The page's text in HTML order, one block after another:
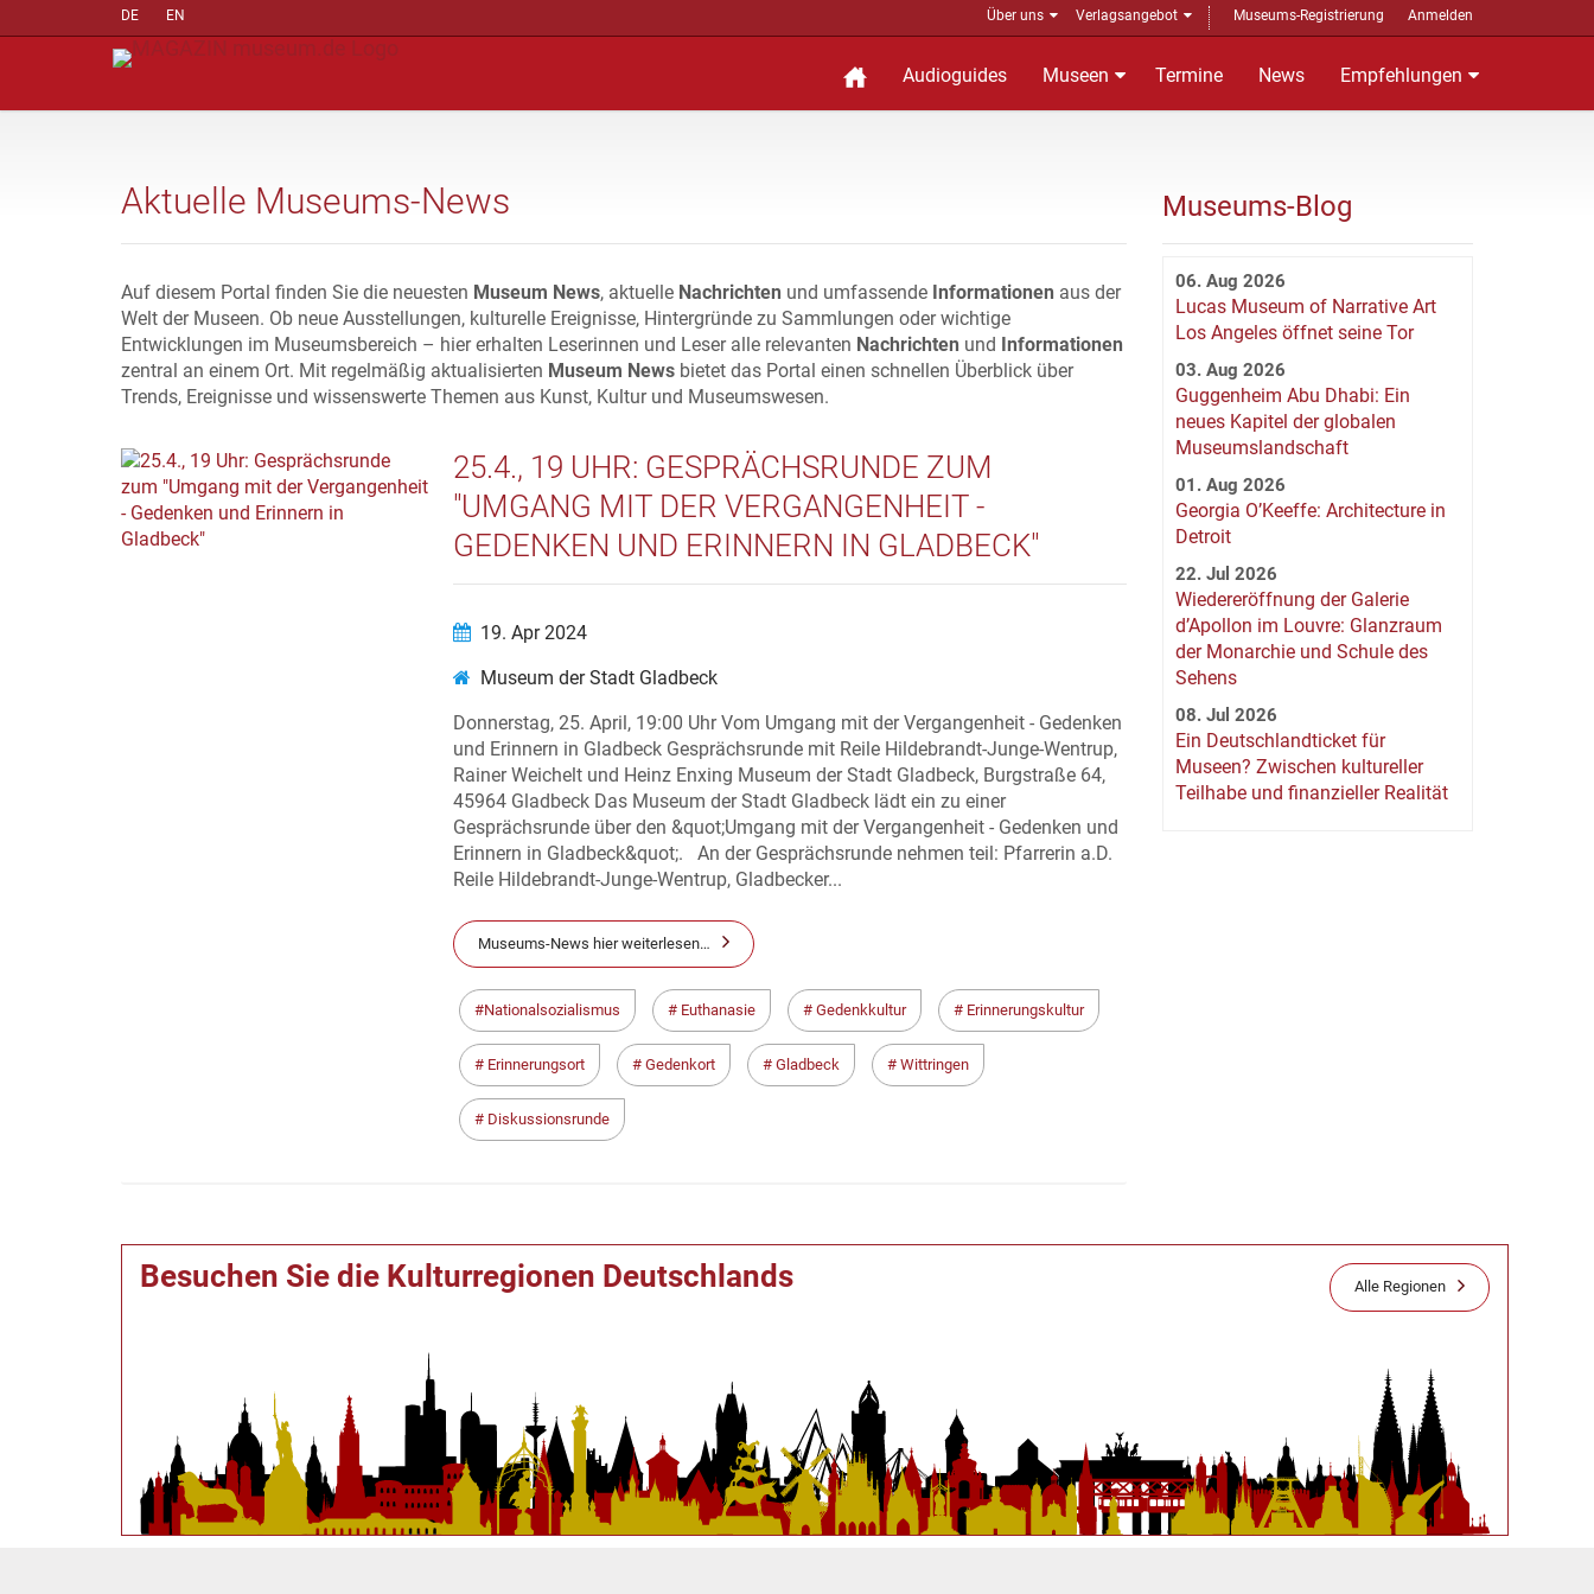
DE EN Über uns Verlagsangebot Museums-Registrierung Anmelden
Audioguides Museen Termine News Empfehlungen
Aktuelle Museums-News
Auf diesem Portal finden Sie die neuesten Museum News, aktuelle Nachrichten und umfassende Informationen aus der
Welt der Museen. Ob neue Ausstellungen, kulturelle Ereignisse, Hintergründe zu Sammlungen oder wichtige
Entwicklungen im Museumsbereich – hier erhalten Leserinnen und Leser alle relevanten Nachrichten und Informationen
zentral an einem Ort. Mit regelmäßig aktualisierten Museum News bietet das Portal einen schnellen Überblick über
Trends, Ereignisse und wissenswerte Themen aus Kunst, Kultur und Museumswesen.
25.4., 19 UHR: GESPRÄCHSRUNDE ZUM
"UMGANG MIT DER VERGANGENHEIT -
GEDENKEN UND ERINNERN IN GLADBECK"
19. Apr 2024
Museum der Stadt Gladbeck
Donnerstag, 25. April, 19:00 Uhr Vom Umgang mit der Vergangenheit - Gedenken
und Erinnern in Gladbeck Gesprächsrunde mit Reile Hildebrandt-Junge-Wentrup,
Rainer Weichelt und Heinz Enxing Museum der Stadt Gladbeck, Burgstraße 64,
45964 Gladbeck Das Museum der Stadt Gladbeck lädt ein zu einer
Gesprächsrunde über den &quot;Umgang mit der Vergangenheit - Gedenken und
Erinnern in Gladbeck&quot;. An der Gesprächsrunde nehmen teil: Pfarrerin a.D.
Reile Hildebrandt-Junge-Wentrup, Gladbecker...
Museums-News hier weiterlesen…
Nationalsozialismus Euthanasie Gedenkkultur Erinnerungskultur
Erinnerungsort Gedenkort Gladbeck Wittringen
Diskussionsrunde
Besuchen Sie die Kulturregionen Deutschlands Alle Regionen
Museums-Blog
06. Aug 2026
Lucas Museum of Narrative Art
Los Angeles öffnet seine Tor
03. Aug 2026
Guggenheim Abu Dhabi: Ein
neues Kapitel der globalen
Museumslandschaft
01. Aug 2026
Georgia O’Keeffe: Architecture in
Detroit
22. Jul 2026
Wiedereröffnung der Galerie
d’Apollon im Louvre: Glanzraum
der Monarchie und Schule des
Sehens
08. Jul 2026
Ein Deutschlandticket für
Museen? Zwischen kultureller
Teilhabe und finanzieller Realität